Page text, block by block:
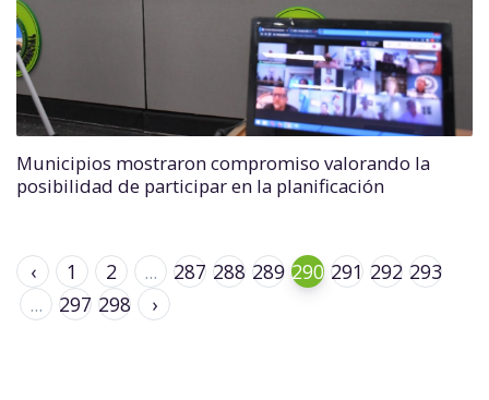
Municipios mostraron compromiso valorando la
posibilidad de participar en la planificación
‹ 1 2 ... 287 288 289 290 291 292 293
...
297 298 ›